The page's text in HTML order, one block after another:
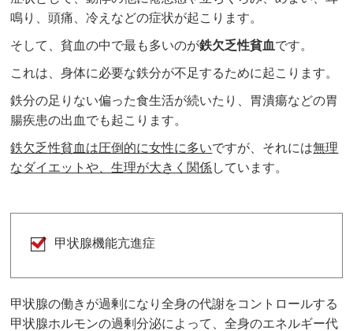
鳴り、頭痛、冷えなどの症状が起こります。
そして、貧血の中で最も多いのが鉄欠乏性貧血です。
これは、身体に必要な鉄分が不足するために起こります。
鉄分の足りない偏った食生活が続いたり、胃潰瘍などの胃
腸疾患の出血でも起こります。
鉄欠乏性貧血は圧倒的に女性に多いですが、それには無理
なダイエットや、生理が大きく関係しています。
甲状腺機能亢進症
甲状腺の働きが過剰になり全身の代謝をコントロールする
甲状腺ホルモンの過剰分泌によって、全身のエネルギー代